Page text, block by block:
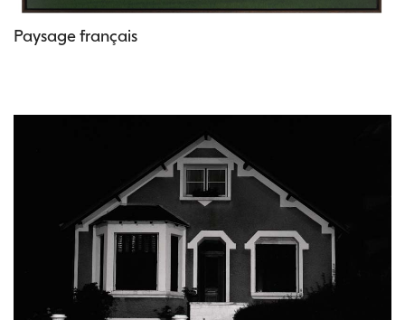
Paysage français